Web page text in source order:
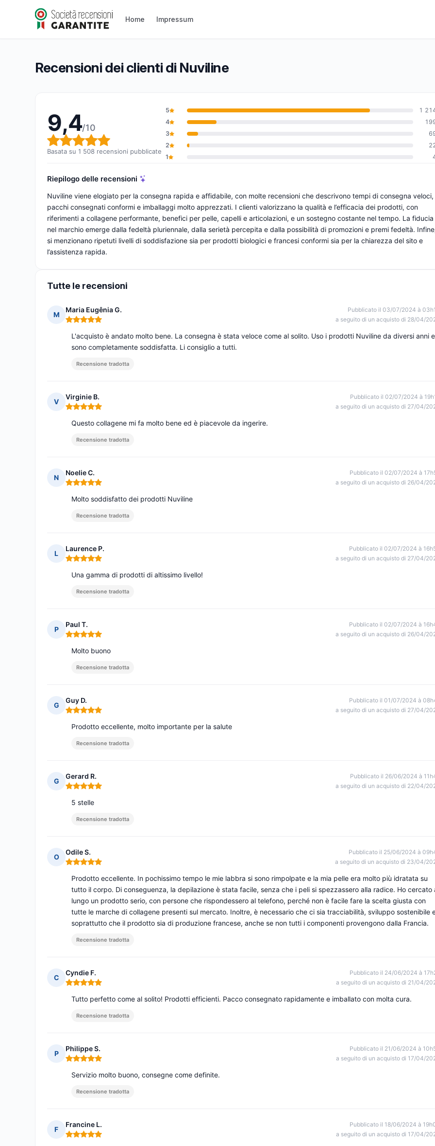
Home Impressum
Nuviline
Valutazione globale: 9,4 su 10
9,4/10(1 508 recensioni)
Recensioni dei clienti di Nuviline
9,4/10
Valutazione globale: 9,4 su 10
Basata su 1 508 recensioni pubblicate
5
1
4
3
2
1
Riepilogo delle recensioni
Nuviline viene elogiato per la consegna rapida e affidabile, con molte recensioni che descrivono tempi di consegna veloci,
pacchi consegnati conformi e imballaggi molto apprezzati. I clienti valorizzano la qualità e l’efficacia dei prodotti, con
riferimenti a collagene performante, benefici per pelle, capelli e articolazioni, e un sostegno costante nel tempo. La fiducia
nel marchio emerge dalla fedeltà pluriennale, dalla serietà percepita e dalla possibilità di promozioni e premi fedeltà.
si menzionano ripetuti livelli di soddisfazione sia per prodotti biologici e francesi conformi sia per la chiarezza del sito e
l’assistenza rapida.
Tutte le recensioni
M
Maria Eugênia G.
Nota: 5 su 5
Pubblicato il 03/07/2024 à
a seguito di un acquisto di 28/04/
L'acquisto è andato molto bene. La consegna è stata veloce come al solito. Uso i prodotti Nuviline da diversi anni e
sono completamente soddisfatta. Li consiglio a tutti.
Recensione tradotta
V
Virginie B.
Nota: 5 su 5
Pubblicato il 02/07/2024 à
a seguito di un acquisto di 27/04/
Questo collagene mi fa molto bene ed è piacevole da ingerire.
Recensione tradotta
N
Noelie C.
Nota: 5 su 5
Pubblicato il 02/07/2024 à
a seguito di un acquisto di 26/04/
Molto soddisfatto dei prodotti Nuviline
Recensione tradotta
L
Laurence P.
Nota: 5 su 5
Pubblicato il 02/07/2024 à
a seguito di un acquisto di 27/04/
Una gamma di prodotti di altissimo livello!
Recensione tradotta
P
Paul T.
Nota: 5 su 5
Pubblicato il 02/07/2024 à
a seguito di un acquisto di 26/04/
Molto buono
Recensione tradotta
G
Guy D.
Nota: 5 su 5
Pubblicato il 01/07/2024 à
a seguito di un acquisto di 27/04/
Prodotto eccellente, molto importante per la salute
Recensione tradotta
G
Gerard R.
Nota: 5 su 5
Pubblicato il 26/06/2024 à
a seguito di un acquisto di 22/04/
5 stelle
Recensione tradotta
O
Odile S.
Nota: 5 su 5
Pubblicato il 25/06/2024 à
a seguito di un acquisto di 23/04/
Prodotto eccellente. In pochissimo tempo le mie labbra si sono rimpolpate e la mia pelle era molto più idratata su
tutto il corpo. Di conseguenza, la depilazione è stata facile, senza che i peli si spezzassero alla radice. Ho cercato
lungo un prodotto serio, con persone che rispondessero al telefono, perché non è facile fare la scelta giusta con
tutte le marche di collagene presenti sul mercato. Inoltre, è necessario che ci sia tracciabilità, sviluppo sostenibile
soprattutto che il prodotto sia di produzione francese, anche se non tutti i componenti provengono dalla Francia.
Recensione tradotta
C
Cyndie F.
Nota: 5 su 5
Pubblicato il 24/06/2024 à
a seguito di un acquisto di 21/04/
Tutto perfetto come al solito! Prodotti efficienti. Pacco consegnato rapidamente e imballato con molta cura.
Recensione tradotta
P
Philippe S.
Nota: 5 su 5
Pubblicato il 21/06/2024 à
a seguito di un acquisto di 17/04/
Servizio molto buono, consegne come definite.
Recensione tradotta
F
Francine L.
Nota: 5 su 5
Pubblicato il 18/06/2024 à
a seguito di un acquisto di 17/04/